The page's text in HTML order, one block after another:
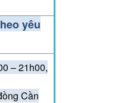
ĐỒNG
ĐỘNG
LIỆT SĨ
MANG
CHO TRẺ
yêu
– 21h00,
Cần